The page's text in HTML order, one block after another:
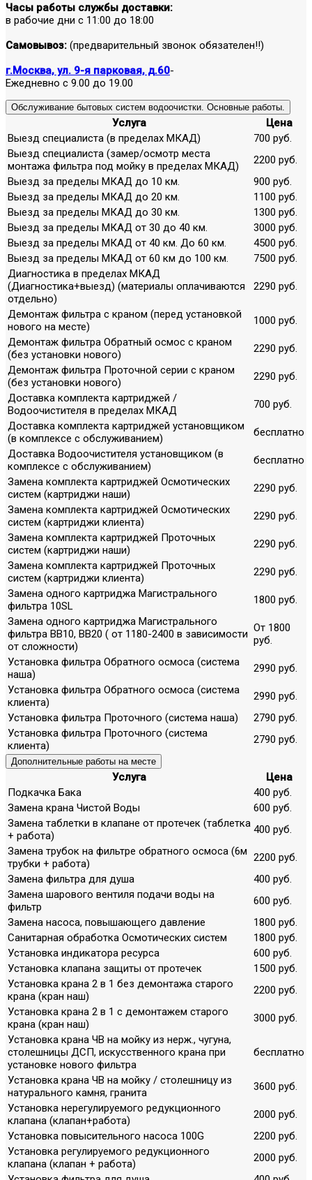
Часы работы службы доставки:
в рабочие дни с 11:00 до 18:00
Самовывоз: (предварительный звонок обязателен!!)
г.Москва, ул. 9-я парковая, д.60-
Ежедневно с 9.00 до 19.00
Обслуживание бытовых систем водоочистки. Основные работы.
Услуга
Цена
Выезд специалиста (в пределах МКАД)
700 руб.
Выезд специалиста (замер/осмотр места
монтажа фильтра под мойку в пределах МКАД)
2200 руб.
Выезд за пределы МКАД до 10 км.
900 руб.
Выезд за пределы МКАД до 20 км.
1100 руб.
Выезд за пределы МКАД до 30 км.
1300 руб.
Выезд за пределы МКАД от 30 до 40 км.
3000 руб.
Выезд за пределы МКАД от 40 км. До 60 км.
4500 руб.
Выезд за пределы МКАД от 60 км до 100 км.
7500 руб.
Диагностика в пределах МКАД
(Диагностика+выезд) (материалы оплачиваются
отдельно)
2290 руб.
Демонтаж фильтра с краном (перед установкой
нового на месте)
1000 руб.
Демонтаж фильтра Обратный осмос с краном
(без установки нового)
2290 руб.
Демонтаж фильтра Проточной серии с краном
(без установки нового)
2290 руб.
Доставка комплекта картриджей /
Водоочистителя в пределах МКАД
700 руб.
Доставка комплекта картриджей установщиком
(в комплексе с обслуживанием)
бесплатно
Доставка Водоочистителя установщиком (в
комплексе с обслуживанием)
бесплатно
Замена комплекта картриджей Осмотических
систем (картриджи наши)
2290 руб.
Замена комплекта картриджей Осмотических
систем (картриджи клиента)
2290 руб.
Замена комплекта картриджей Проточных
систем (картриджи наши)
2290 руб.
Замена комплекта картриджей Проточных
систем (картриджи клиента)
2290 руб.
Замена одного картриджа Магистрального
фильтра 10SL
1800 руб.
Замена одного картриджа Магистрального
фильтра ВВ10, ВВ20 ( от 1180-2400 в зависимости
от сложности)
От 1800
руб.
Установка фильтра Обратного осмоса (система
наша)
2990 руб.
Установка фильтра Обратного осмоса (система
клиента)
2990 руб.
Установка фильтра Проточного (система наша)
2790 руб.
Установка фильтра Проточного (система
клиента)
2790 руб.
Дополнительные работы на месте
Услуга
Цена
Подкачка Бака
400 руб.
Замена крана Чистой Воды
600 руб.
Замена таблетки в клапане от протечек (таблетка
+ работа)
400 руб.
Замена трубок на фильтре обратного осмоса (6м
трубки + работа)
2200 руб.
Замена фильтра для душа
400 руб.
Замена шарового вентиля подачи воды на
фильтр
600 руб.
Замена насоса, повышающего давление
1800 руб.
Санитарная обработка Осмотических систем
1800 руб.
Установка индикатора ресурса
600 руб.
Установка клапана защиты от протечек
1500 руб.
Установка крана 2 в 1 без демонтажа старого
крана (кран наш)
2200 руб.
Установка крана 2 в 1 с демонтажем старого
крана (кран наш)
3000 руб.
Установка крана ЧВ на мойку из нерж., чугуна,
столешницы ДСП, искусственного крана при
установке нового фильтра
бесплатно
Установка крана ЧВ на мойку / столешницу из
натурального камня, гранита
3600 руб.
Установка нерегулируемого редукционного
клапана (клапан+работа)
2000 руб.
Установка повысительного насоса 100G
2200 руб.
Установка регулируемого редукционного
клапана (клапан + работа)
2000 руб.